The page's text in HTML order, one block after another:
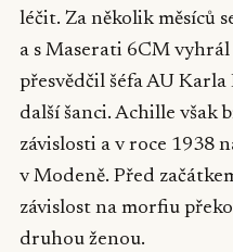
léčit. Za několik měsíců
a s Maserati 6CM vyhrál
přesvědčil šéfa AU Karla
další šanci. Achille však
závislosti a v roce 1938
v Modeně. Před
závislost na morfiu
druhou ženou.